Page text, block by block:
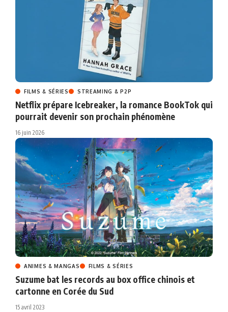
FILMS & SÉRIES STREAMING & P2P
Netflix prépare Icebreaker, la romance BookTok qui
pourrait devenir son prochain phénomène
16 juin 2026
ANIMES & MANGAS FILMS & SÉRIES
Suzume bat les records au box office chinois et
cartonne en Corée du Sud
15 avril 2023